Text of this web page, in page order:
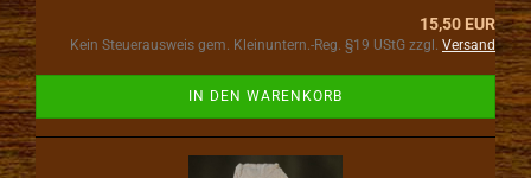
15,50 EUR
Kein Steuerausweis gem. Kleinuntern.-Reg. §19 UStG zzgl. Versand
IN DEN WARENKORB